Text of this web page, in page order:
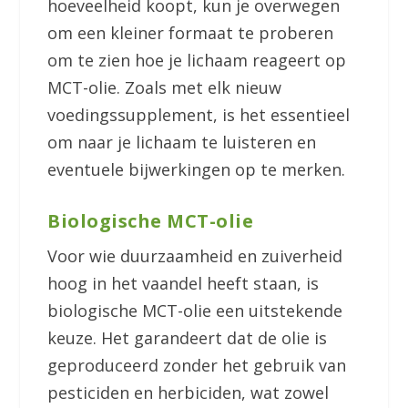
hoeveelheid koopt, kun je overwegen
om een kleiner formaat te proberen
om te zien hoe je lichaam reageert op
MCT-olie. Zoals met elk nieuw
voedingssupplement, is het essentieel
om naar je lichaam te luisteren en
eventuele bijwerkingen op te merken.
Biologische MCT-olie
Voor wie duurzaamheid en zuiverheid
hoog in het vaandel heeft staan, is
biologische MCT-olie een uitstekende
keuze. Het garandeert dat de olie is
geproduceerd zonder het gebruik van
pesticiden en herbiciden, wat zowel